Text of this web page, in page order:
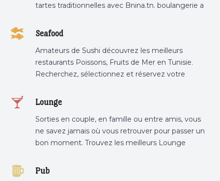
tartes traditionnelles avec Bnina.tn. boulangerie a
tunis, pâtisserie sousse .
Seafood
Amateurs de Sushi découvrez les meilleurs
restaurants Poissons, Fruits de Mer en Tunisie.
Recherchez, sélectionnez et réservez votre
Lounge
Sorties en couple, en famille ou entre amis, vous
ne savez jamais où vous retrouver pour passer un
bon moment. Trouvez les meilleurs Lounge
Pub